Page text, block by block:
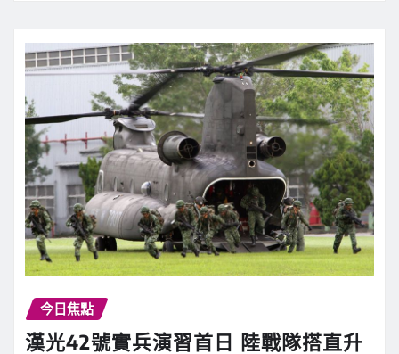
今日焦點
漢光42號實兵演習首日 陸戰隊搭直升